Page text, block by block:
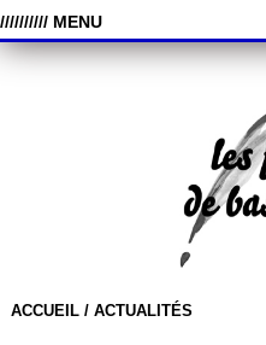
////////// MENU
ACCUEIL / ACTUALITÉS